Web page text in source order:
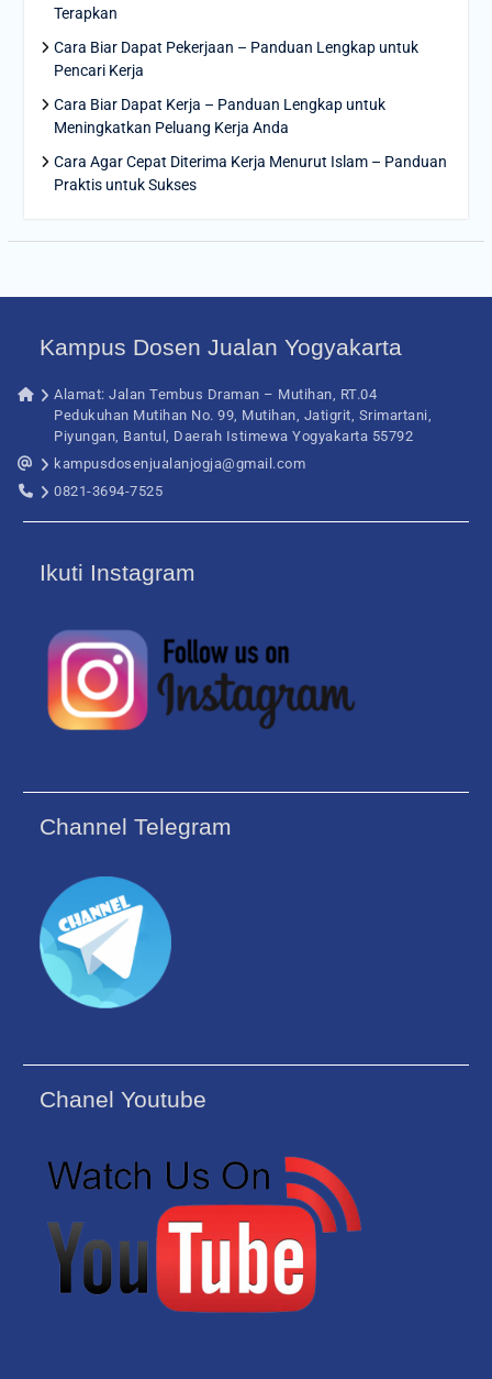
Terapkan
Cara Biar Dapat Pekerjaan – Panduan Lengkap untuk
Pencari Kerja
Cara Biar Dapat Kerja – Panduan Lengkap untuk
Meningkatkan Peluang Kerja Anda
Cara Agar Cepat Diterima Kerja Menurut Islam – Panduan
Praktis untuk Sukses
Kampus Dosen Jualan Yogyakarta
Alamat: Jalan Tembus Draman – Mutihan, RT.04
Pedukuhan Mutihan No. 99, Mutihan, Jatigrit, Srimartani,
Piyungan, Bantul, Daerah Istimewa Yogyakarta 55792
kampusdosenjualanjogja@gmail.com
0821-3694-7525
Ikuti Instagram
Channel Telegram
Chanel Youtube